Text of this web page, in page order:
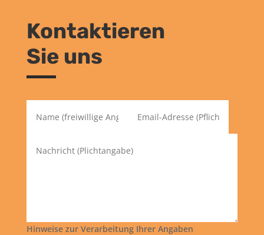
Kontaktieren
Sie uns
Hinweise zur Verarbeitung Ihrer Angaben